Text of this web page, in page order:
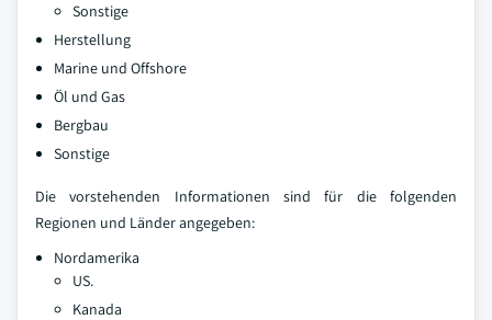
Sonstige
Herstellung
Marine und Offshore
Öl und Gas
Bergbau
Sonstige
Die vorstehenden Informationen sind für die folgenden
Regionen und Länder angegeben:
Nordamerika
US.
Kanada